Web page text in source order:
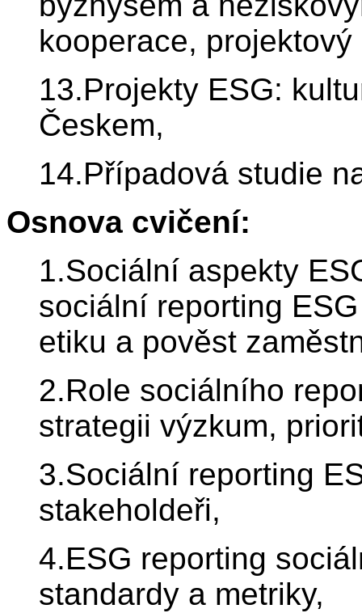
kooperace,
13.Projekty ESG:
Českem,
14.Případová studie
Osnova cvičení:
1.Sociální aspekty
sociální reporting
etiku a pověst
2.Role sociálního
strategii výzkum,
3.Sociální reporting
stakeholdeři,
4.ESG reporting
standardy a metriky,